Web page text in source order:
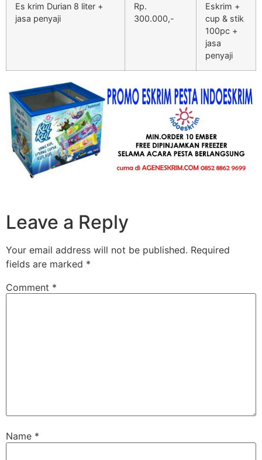
Es krim Durian 8 liter +
jasa penyaji
Rp.
300.000,-
Eskrim +
cup & stik
100pc +
jasa
penyaji
Leave a Reply
Your email address will not be published. Required
fields are marked *
Comment *
Name *